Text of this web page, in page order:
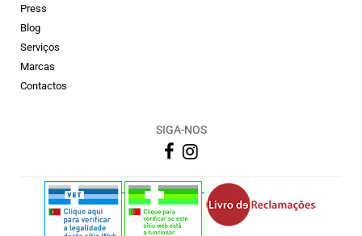
Press
Blog
Serviços
Marcas
Contactos
SIGA-NOS